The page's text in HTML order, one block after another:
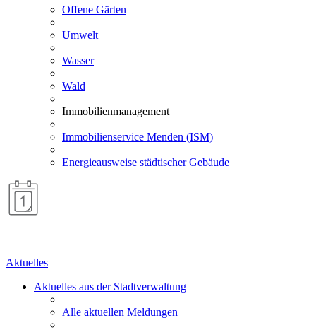
Offene Gärten
Umwelt
Wasser
Wald
Immobilienmanagement
Immobilienservice Menden (ISM)
Energieausweise städtischer Gebäude
Aktuelles
Aktuelles aus der Stadtverwaltung
Alle aktuellen Meldungen